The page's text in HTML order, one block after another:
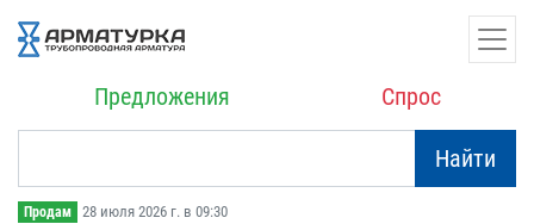
Предложения Спрос
Найти
Продам 28 июля 2026 г. в 09:30